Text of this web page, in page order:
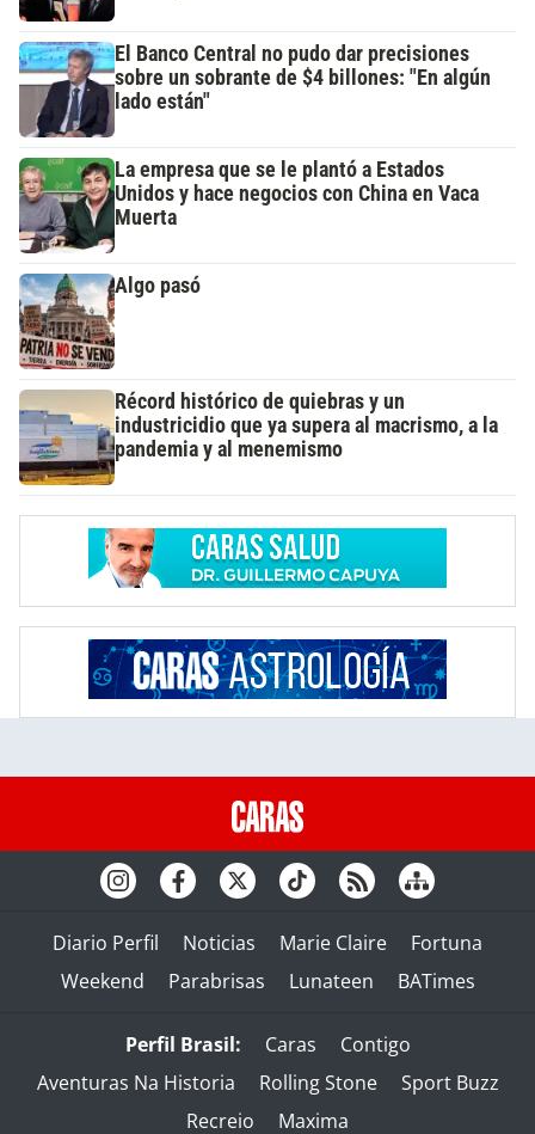
El Banco Central no pudo dar precisiones
sobre un sobrante de $4 billones: "En algún
lado están"
La empresa que se le plantó a Estados
Unidos y hace negocios con China en Vaca
Muerta
Algo pasó
Récord histórico de quiebras y un
industricidio que ya supera al macrismo, a la
pandemia y al menemismo
Diario Perfil Noticias Marie Claire
Fortuna
Weekend
Parabrisas Lunateen BATimes
Perfil Brasil: Caras
Contigo
Aventuras Na Historia
Rolling Stone
Sport Buzz
Recreio
Maxima